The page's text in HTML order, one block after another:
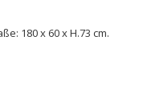
180 x 60 x H.73 cm.